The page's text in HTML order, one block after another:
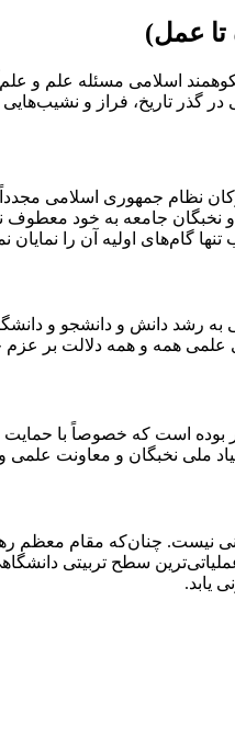
تا عمل)
اسلامی مسئله علم و
در گذر تاریخ، فراز و
نظام جمهوری اسلامی
و نخبگان جامعه به خود
گام‌های اولیه آن را نمایان
به رشد دانش و دانشجو و
همه و همه دلالت بر
بوده است که خصوصاً با
ملی نخبگان و معاونت
نیست. چنان‌که مقام معظم
سطح تربیتی
یابد.